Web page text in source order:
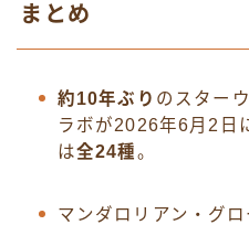
まとめ
約10年ぶり のスター
ラボが2026年6月2日
は全24種。
マンダロリアン・グ